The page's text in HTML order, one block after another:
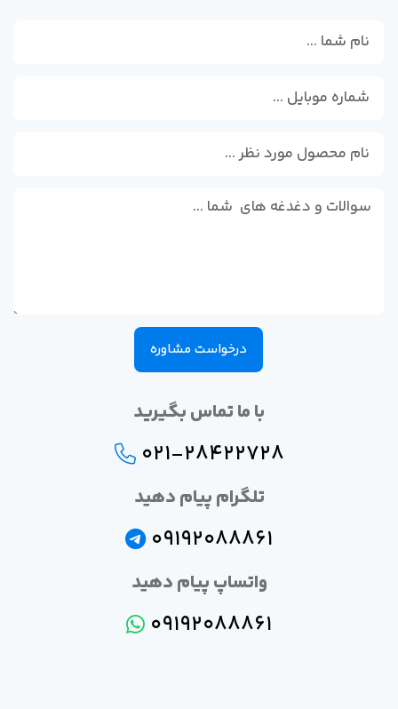
درخواست مشاوره
با ما تماس بگیرید
021-28422728
تلگرام پیام دهید
09192088861
واتساپ پیام دهید
09192088861